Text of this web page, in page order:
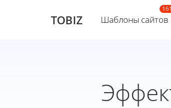
TOBIZ Шаблоны сайтов